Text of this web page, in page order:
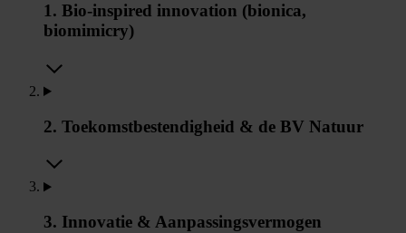
1. Bio-inspired innovation (bionica,
biomimicry)
2. Toekomstbestendigheid & de BV Natuur
3. Innovatie & Aanpassingsvermogen